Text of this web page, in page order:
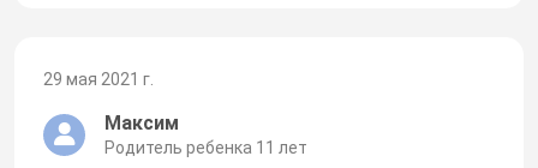
29 мая 2021 г.
Максим
Родитель ребенка 11 лет